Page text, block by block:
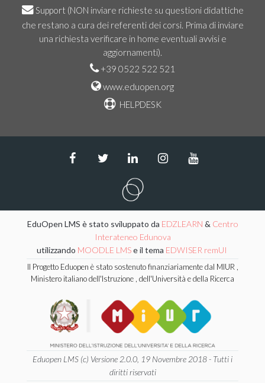
Support (NON inviare richieste su questioni didattiche
che restano a cura dei referenti dei corsi. Prima di inviare
una richiesta verificare in home eventuali avvisi e
aggiornamenti).
+39 0522 522 521
www.eduopen.org
HELPDESK
EduOpen LMS è stato sviluppato da EDZLEARN & Centro
Interateneo Edunova
utilizzando MOODLE LMSe il tema EDWISER remUI
Il Progetto Eduopen è stato sostenuto finanziariamente dal MIUR ,
Ministero italiano dell'Istruzione , dell'Università e della Ricerca
Eduopen LMS (c) Versione 2.0.0, 19 Novembre 2018 - Tutti i
diritti riservati